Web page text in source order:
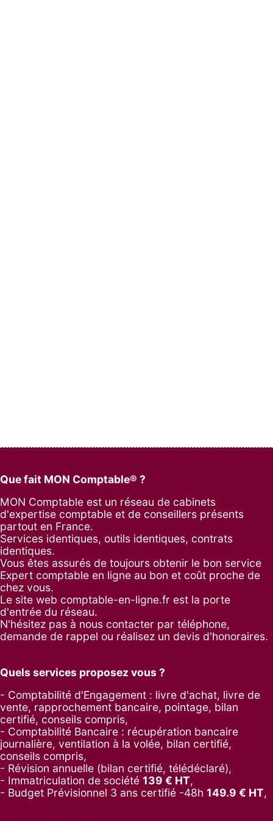
Que fait MON Comptable® ?
MON Comptable est un réseau de cabinets
d'expertise comptable et de conseillers présents
partout en France.
Services identiques, outils identiques, contrats
identiques.
Vous êtes assurés de toujours obtenir le bon service
Expert comptable en ligne au bon et coût proche de
chez vous.
Le site web comptable-en-ligne.fr est la porte
d'entrée du réseau.
N'hésitez pas à nous contacter par téléphone,
demande de rappel ou réalisez un devis d'honoraires.
Quels services proposez vous ?
- Comptabilité d'Engagement : livre d'achat, livre de
vente, rapprochement bancaire, pointage, bilan
certifié, conseils compris,
- Comptabilité Bancaire : récupération bancaire
journalière, ventilation à la volée, bilan certifié,
conseils compris,
- Révision annuelle (bilan certifié, télédéclaré),
- Immatriculation de société 139 € HT,
- Budget Prévisionnel 3 ans certifié -48h 149.9 € HT,